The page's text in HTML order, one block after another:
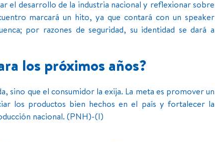
el desarrollo de la industria nacional y reflexionar sobre
marcará un hito, ya que contará con un speaker
por razones de seguridad, su identidad se dará a
los próximos años?
sino que el consumidor la exija. La meta es promover un
los productos bien hechos en el país y fortalecer la
nacional. (PNH)-(I)